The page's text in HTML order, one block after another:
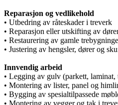
Reparasjon og vedlikehold
• Utbedring av råteskader i treverk
• Reparasjon eller utskifting av
• Restaurering av gamle
• Justering av hengsler, dører og
Innvendig arbeid
• Legging av gulv (parkett, laminat,
• Montering av lister, panel og
• Bygging av spesialtilpassede
• Montering av vegger og tak i